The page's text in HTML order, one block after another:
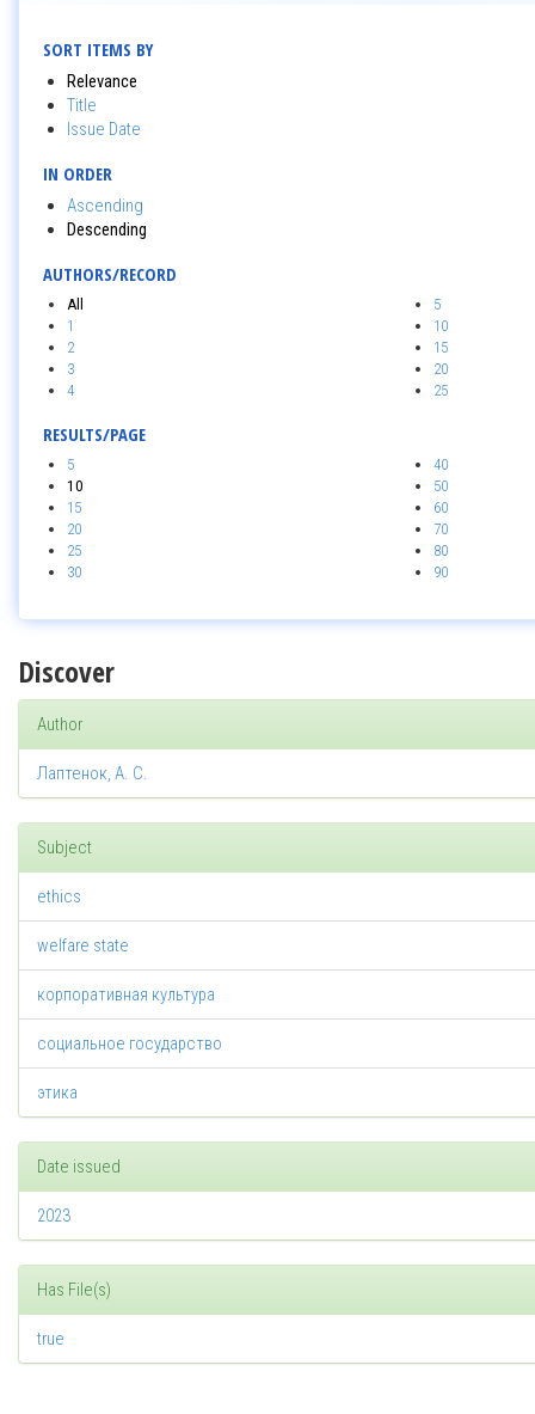
SORT ITEMS BY
Relevance
Title
Issue Date
IN ORDER
Ascending
Descending
AUTHORS/RECORD
All
1
2
3
4
5
10
15
20
25
RESULTS/PAGE
5
10
15
20
25
30
40
50
60
70
80
90
Discover
Author
Лаптенок, А. С.
Subject
ethics
welfare state
корпоративная культура
социальное государство
этика
Date issued
2023
Has File(s)
true